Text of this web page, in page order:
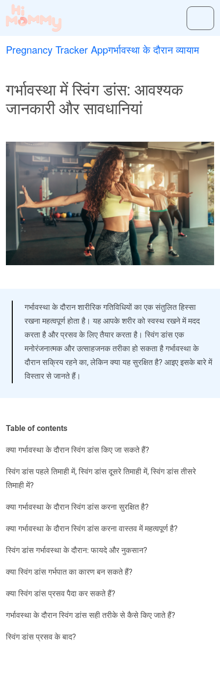
Pregnancy Tracker Appगर्भावस्था के दौरान व्यायाम
गर्भावस्था में स्विंग डांस: आवश्यक
जानकारी और सावधानियां
गर्भावस्था के दौरान शारीरिक गतिविधियों का एक संतुलित हिस्सा
रखना महत्वपूर्ण होता है। यह आपके शरीर को स्वस्थ रखने में मदद
करता है और प्रसव के लिए तैयार करता है। स्विंग डांस एक
मनोरंजनात्मक और उत्साहजनक तरीका हो सकता है गर्भावस्था के
दौरान सक्रिय रहने का, लेकिन क्या यह सुरक्षित है? आइए इसके बारे में
विस्तार से जानते हैं।
Table of contents
क्या गर्भावस्था के दौरान स्विंग डांस किए जा सकते हैं?
स्विंग डांस पहले तिमाही में, स्विंग डांस दूसरे तिमाही में, स्विंग डांस तीसरे
तिमाही में?
क्या गर्भावस्था के दौरान स्विंग डांस करना सुरक्षित है?
क्या गर्भावस्था के दौरान स्विंग डांस करना वास्तव में महत्वपूर्ण है?
स्विंग डांस गर्भावस्था के दौरान: फायदे और नुकसान?
क्या स्विंग डांस गर्भपात का कारण बन सकते हैं?
क्या स्विंग डांस प्रसव पैदा कर सकते हैं?
गर्भावस्था के दौरान स्विंग डांस सही तरीके से कैसे किए जाते हैं?
स्विंग डांस प्रसव के बाद?